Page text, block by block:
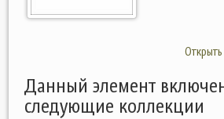
Открыть
Данный элемент
следующие коллекции